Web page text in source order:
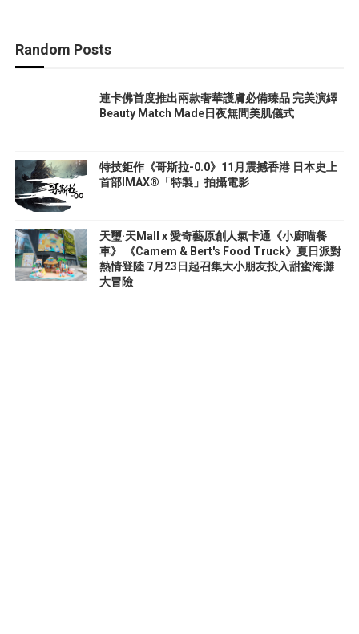
Random Posts
連卡佛首度推出兩款奢華護膚必備臻品 完美演繹
Beauty Match Made日夜無間美肌儀式
特技鉅作《哥斯拉-0.0》11月震撼香港 日本史上
首部IMAX®「特製」拍攝電影
天璽·天Mall x 愛奇藝原創人氣卡通《小廚喵餐
車》 《Camem & Bert's Food Truck》夏日派對
熱情登陸 7月23日起召集大小朋友投入甜蜜海灘
大冒險